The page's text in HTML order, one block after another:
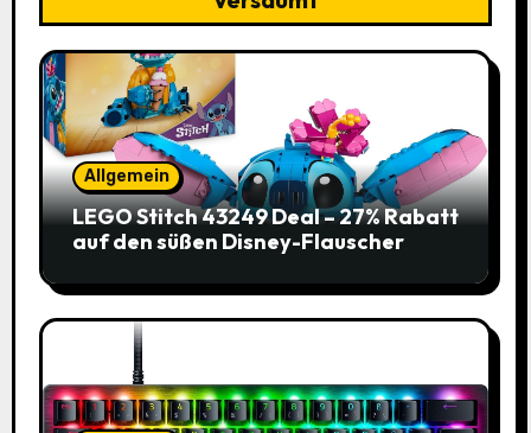
Allgemein
LEGO Stitch 43249 Deal – 27% Rabatt
auf den süßen Disney-Flauscher